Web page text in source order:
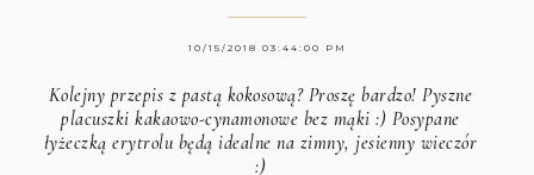
10/15/2018 03:44:00 PM
Kolejny przepis z pastą kokosową? Proszę bardzo! Pyszne
placuszki kakaowo-cynamonowe bez mąki :) Posypane
łyżeczką erytrolu będą idealne na zimny, jesienny wieczór
:)